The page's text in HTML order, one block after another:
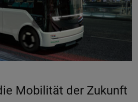
Mobilität der Zukunft